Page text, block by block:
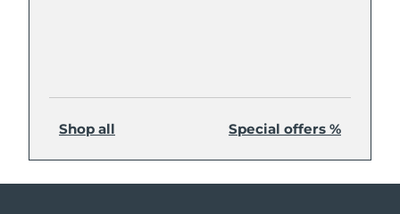
Shop all Special offers %